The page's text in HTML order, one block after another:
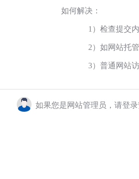
如何解决：
1）检查提交
2）如网站托
3）普通网站
如果您是网站管理员，请登